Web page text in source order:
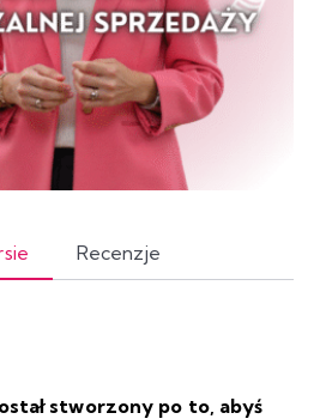
Recenzje
stworzony po to, abyś